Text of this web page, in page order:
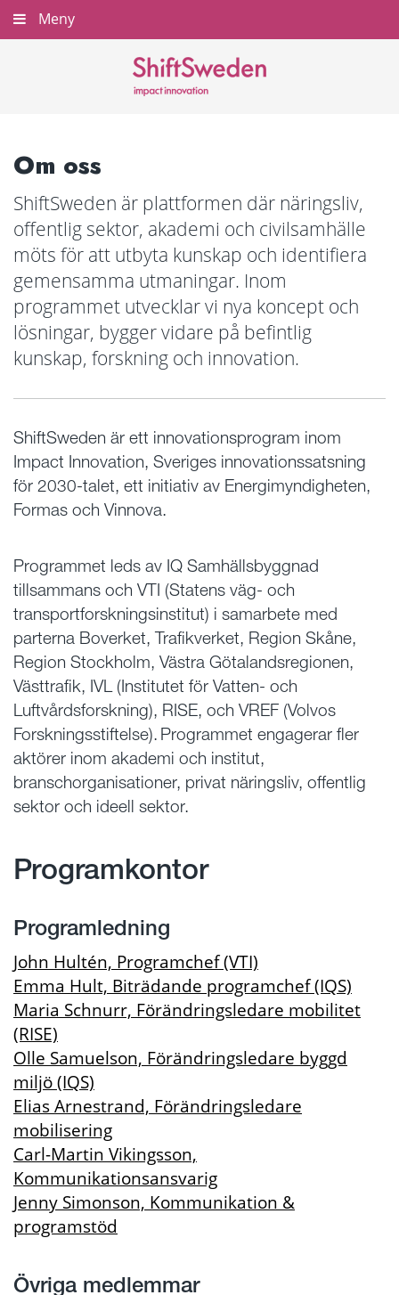
Gå
till
Meny
Om oss
ShiftSweden är plattformen där näringsliv,
offentlig sektor, akademi och civilsamhälle
möts för att utbyta kunskap och identifiera
gemensamma utmaningar. Inom
programmet utvecklar vi nya koncept och
lösningar, bygger vidare på befintlig
kunskap, forskning och innovation.
ShiftSweden är ett innovationsprogram inom
Impact Innovation, Sveriges innovationssatsning
för 2030-talet, ett initiativ av Energimyndigheten,
Formas och Vinnova.
Programmet leds av IQ Samhällsbyggnad
tillsammans och VTI (Statens väg- och
transportforskningsinstitut) i samarbete med
parterna Boverket, Trafikverket, Region Skåne,
Region Stockholm, Västra Götalandsregionen,
Västtrafik, IVL (Institutet för Vatten- och
Luftvårdsforskning), RISE, och VREF (Volvos
Forskningsstiftelse). Programmet engagerar fler
aktörer inom akademi och institut,
branschorganisationer, privat näringsliv, offentlig
sektor och ideell sektor.
Programkontor
Programledning
John Hultén, Programchef (VTI)
Emma Hult, Biträdande programchef (IQS)
Maria Schnurr, Förändringsledare mobilitet
(RISE)
Olle Samuelson, Förändringsledare byggd
miljö (IQS)
Elias Arnestrand, Förändringsledare
mobilisering
Carl-Martin Vikingsson,
Kommunikationsansvarig
Jenny Simonson, Kommunikation &
programstöd
Övriga medlemmar